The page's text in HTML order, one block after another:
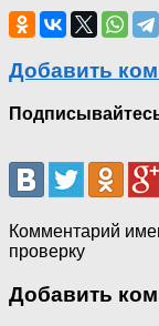
Добавить
Комментарий
проверку
Добавить